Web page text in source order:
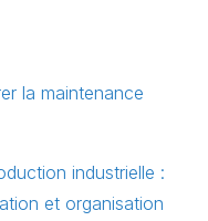
la maintenance
industrielle :
et organisation